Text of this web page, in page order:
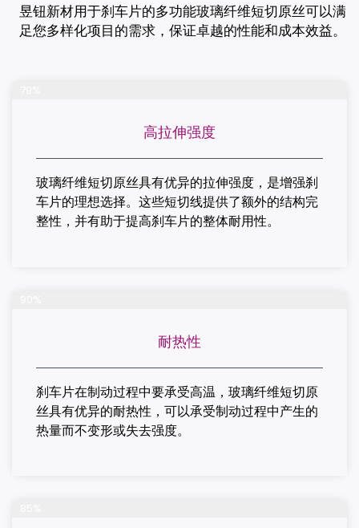
昱钮新材用于刹车片的多功能玻璃纤维短切原丝可以满
足您多样化项目的需求，保证卓越的性能和成本效益。
高拉伸强度
玻璃纤维短切原丝具有优异的拉伸强度，是增强刹
车片的理想选择。 这些短切线提供了额外的结构完
整性，并有助于提高刹车片的整体耐用性。
耐热性
刹车片在制动过程中要承受高温，玻璃纤维短切原
丝具有优异的耐热性，可以承受制动过程中产生的
热量而不变形或失去强度。